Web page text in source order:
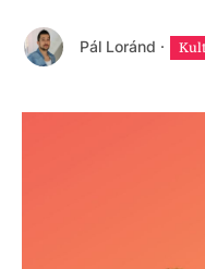
Pál Loránd · Kult